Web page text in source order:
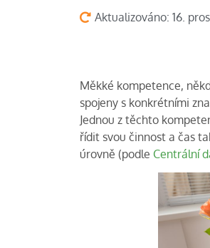
Aktualizováno: 16.
Měkké kompetence,
spojeny s konkrétními
Jednou z těchto
řídit svou činnost a čas
úrovně (podle Centrální